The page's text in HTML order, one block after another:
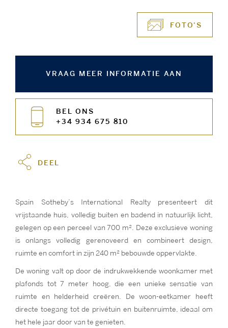
FOTO'S
VRAAG MEER INFORMATIE AAN
BEL ONS
+34 934 675 810
DEEL
Spain Sotheby’s International Realty presenteert dit
vrijstaande huis, volledig buiten en badend in natuurlijk licht,
gelegen op een perceel van 700 m². Deze exclusieve woning
is onlangs volledig gerenoveerd en combineert design,
ruimte en comfort in zijn 240 m² bebouwde oppervlakte.
De woning valt op door de indrukwekkende woonkamer met
plafonds tot 7 meter hoog, die een unieke sensatie van
ruimte en helderheid creëren. De woon-eetkamer heeft
directe toegang tot de privétuin en buitenruimte, ideaal om
het hele jaar door van te genieten.